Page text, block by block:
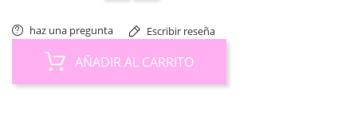
haz una pregunta Escribir reseña
AÑADIR AL CARRITO